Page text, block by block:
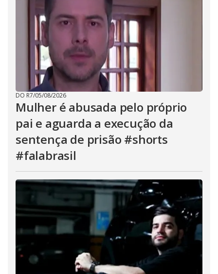
DO R7/05/08/2026
Mulher é abusada pelo próprio
pai e aguarda a execução da
sentença de prisão #shorts
#falabrasil